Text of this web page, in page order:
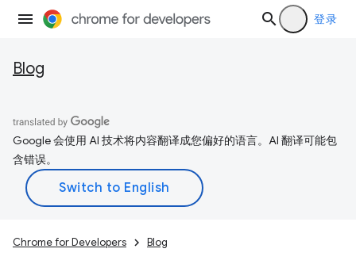
登录
Blog
Google 会使用 AI 技术将内容翻译成您偏好的语言。AI 翻译可能包
含错误。
Chrome for Developers Blog